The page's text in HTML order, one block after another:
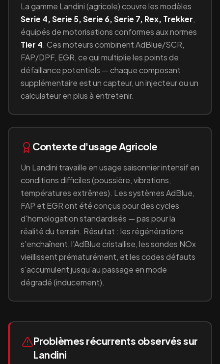
La gamme Landini(agricole) couvre les modèles
Serie 4, Serie 5, Serie 6, Serie 7, Rex, Trekker,
équipésde motorisations conformes aux normes
Tier 4. Ces moteurs combinentAdBlue/SCR,
FAP/DPF, EGR, ce qui multiplie les points de
défaillance potentiels — chaque composant
supplémentaire est un capteur, un injecteur ou un
calculateur en plus à entretenir.
Contexte d'usageAgricole
Un Landini travaille enusage saisonnier intensif en
conditions difficiles (poussière, vibrations,
températures extrêmes). Les systèmes AdBlue,
FAP et EGR ont été conçus pour des cycles
d'homologation standardisés — pas pour la
réalité du terrain. Résultat : les régénérations
s'enchaînent, l'AdBlue cristallise, les sondes NOx
vieillissent prématurément, et les codes défauts
s'accumulent jusqu'au passage en mode
dégradé (inducement).
Problèmes récurrents observés sur
Landini